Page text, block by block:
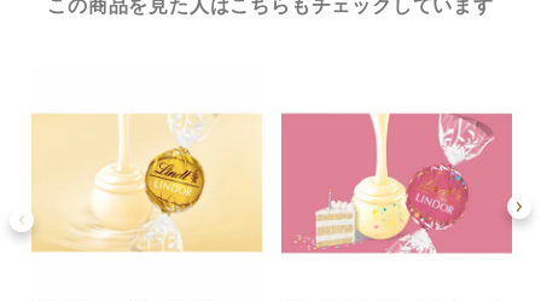
この商品を見た人はこちらもチェックしています